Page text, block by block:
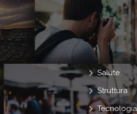
Salute
Struttura
Tecnologia